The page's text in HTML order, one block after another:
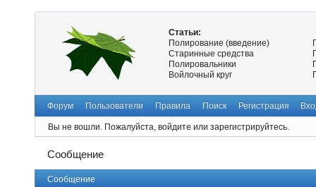
Статьи:
Полирование (введение)
Старинные средства
Полировальники
Войлочный круг
Форум Пользователи Правила Поиск Регистрация
Вы не вошли. Пожалуйста, войдите или зарегистрируйтесь.
Сообщение
Сообщение